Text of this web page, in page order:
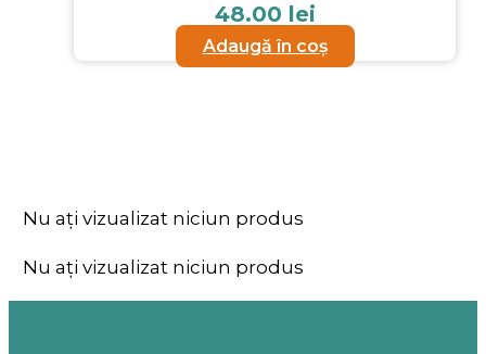
48.00 lei
Adaugă în coș
Nu ați vizualizat niciun produs
Nu ați vizualizat niciun produs